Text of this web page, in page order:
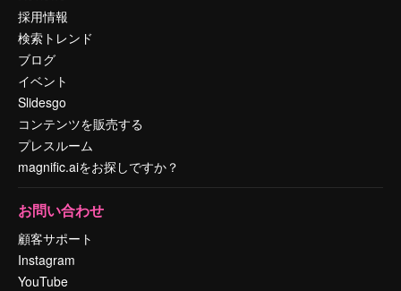
採用情報
検索トレンド
ブログ
イベント
Slidesgo
コンテンツを販売する
プレスルーム
magnific.aiをお探しですか？
お問い合わせ
顧客サポート
Instagram
YouTube